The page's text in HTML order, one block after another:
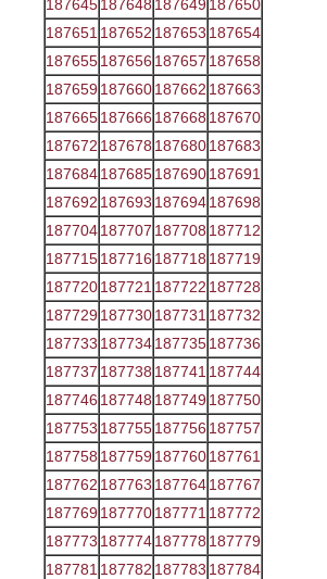
187645187648 187649187650
187651 187652 187653 187654
187655187656 187657 187658
187659187660187662 187663
187665187666 187668 187670
187672 187678 187680187683
187684187685187690187691
187692 187693 187694187698
187704187707 187708 187712
187715187716 187718 187719
187720187721 187722 187728
187729187730187731 187732
187733 187734187735187736
187737 187738 187741 187744
187746 187748 187749187750
187753 187755187756 187757
187758 187759187760187761
187762 187763 187764187767
187769187770187771 187772
187773 187774187778 187779
187781 187782 187783 187784